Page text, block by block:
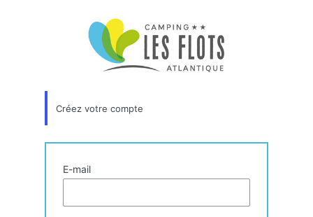
d’inscription
Créez votre compte
E-mail